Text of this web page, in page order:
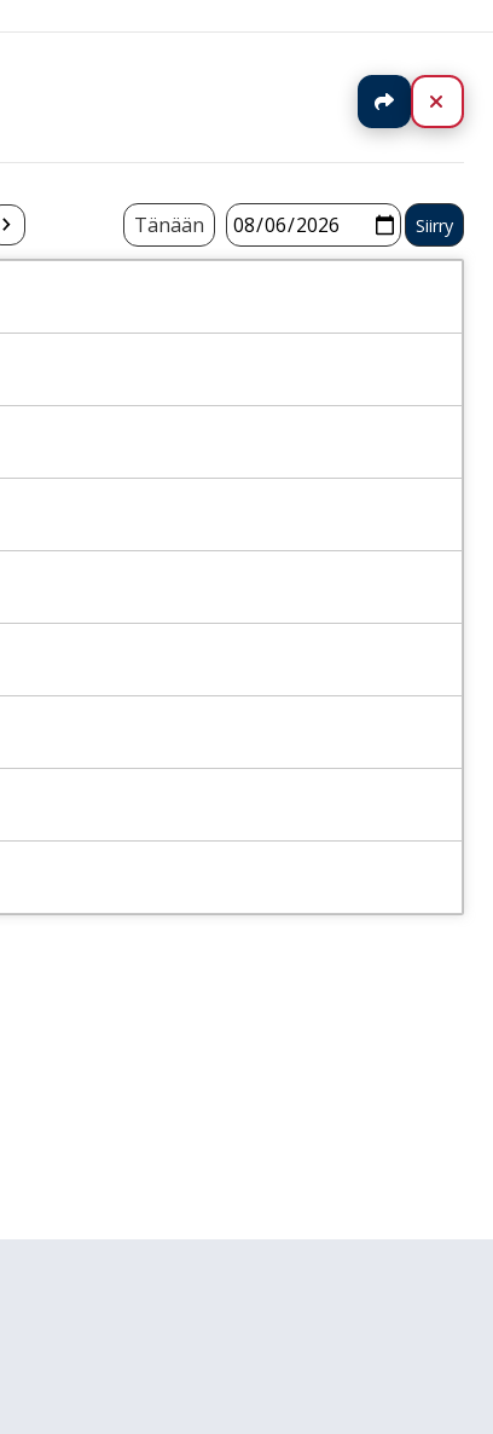
Jaa
Tänään